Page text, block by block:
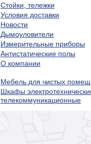
Стойки, тележки
Условия доставки
Новости
Дымоуловители
Измерительные приборы
Антистатические полы
О компании
Мебель для чистых
Шкафы
телекоммуникационные